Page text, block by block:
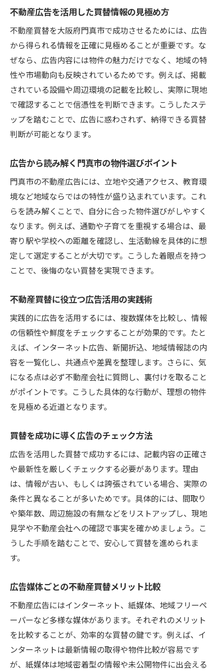
不動産広告を活用した買替情報の見極め方
不動産買替を大阪府門真市で成功させるためには、広告
から得られる情報を正確に見極めることが重要です。な
ぜなら、広告内容には物件の魅力だけでなく、地域の特
性や市場動向も反映されているためです。例えば、掲載
されている設備や周辺環境の記載を比較し、実際に現地
で確認することで信憑性を判断できます。こうしたステ
ップを踏むことで、広告に惑わされず、納得できる買替
判断が可能となります。
広告から読み解く門真市の物件選びポイント
門真市の不動産広告には、立地や交通アクセス、教育環
境など地域ならではの特性が盛り込まれています。これ
らを読み解くことで、自分に合った物件選びがしやすく
なります。例えば、通勤や子育てを重視する場合は、最
寄り駅や学校への距離を確認し、生活動線を具体的に想
定して選定することが大切です。こうした着眼点を持つ
ことで、後悔のない買替を実現できます。
不動産買替に役立つ広告活用の実践術
実践的に広告を活用するには、複数媒体を比較し、情報
の信頼性や鮮度をチェックすることが効果的です。たと
えば、インターネット広告、新聞折込、地域情報誌の内
容を一覧化し、共通点や差異を整理します。さらに、気
になる点は必ず不動産会社に質問し、裏付けを取ること
がポイントです。こうした具体的な行動が、理想の物件
を見極める近道となります。
買替を成功に導く広告のチェック方法
広告を活用した買替で成功するには、記載内容の正確さ
や最新性を厳しくチェックする必要があります。理由
は、情報が古い、もしくは誇張されている場合、実際の
条件と異なることが多いためです。具体的には、間取り
や築年数、周辺施設の有無などをリストアップし、現地
見学や不動産会社への確認で事実を確かめましょう。こ
うした手順を踏むことで、安心して買替を進められま
す。
広告媒体ごとの不動産買替メリット比較
不動産広告にはインターネット、紙媒体、地域フリーペ
ーパーなど多様な媒体があります。それぞれのメリット
を比較することが、効率的な買替の鍵です。例えば、イ
ンターネットは最新情報の取得や物件比較が容易です
が、紙媒体は地域密着型の情報や未公開物件に出会える